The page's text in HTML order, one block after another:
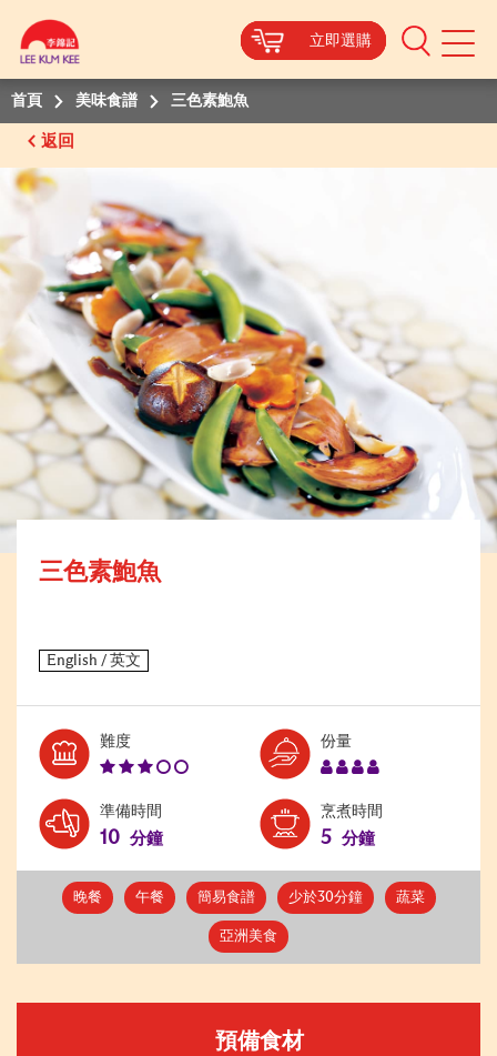
立即選購
Mobile
立即選購
立即選購
立即選購
首頁 美味食譜 三色素鮑魚
返回
三色素鮑魚
難度Level:
份量Serves:
準備時間
10 分鐘
烹煮時間
5 分鐘
晚餐 午餐 簡易食譜 少於30分鐘 蔬菜
亞洲美食
預備食材